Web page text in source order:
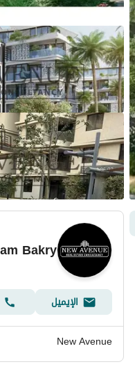
Bakry
الإيميل
New Avenue